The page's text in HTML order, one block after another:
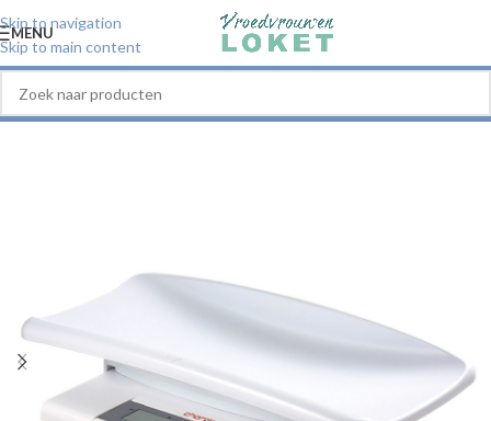
Skip to navigation
Skip to main content
MENU